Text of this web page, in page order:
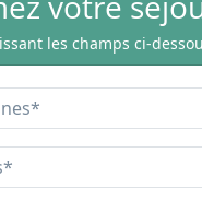
les champs ci-
Nombre de